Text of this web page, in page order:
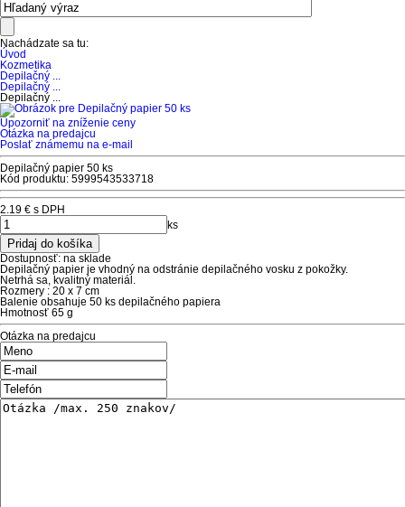
Nachádzate sa tu:
Úvod
Kozmetika
Depilačný ...
Depilačný ...
Depilačný ...
Upozorniť na zníženie ceny
Otázka na predajcu
Poslať známemu na e-mail
Depilačný papier 50 ks
Kód produktu: 5999543533718
2.19 € s DPH
ks
Dostupnosť: na sklade
Depilačný papier je vhodný na odstránie depilačného vosku z pokožky.
Netrhá sa, kvalitný materiál.
Rozmery : 20 x 7 cm
Balenie obsahuje 50 ks depilačného papiera
Hmotnosť 65 g
Otázka na predajcu